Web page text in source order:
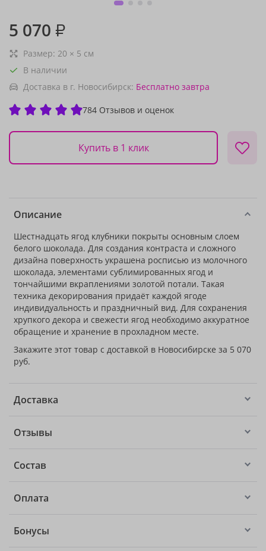
5 070 ₽
Размер: 20 × 5 см
В наличии
Доставка в г. Новосибирск: Бесплатно завтра
784 Отзывов и оценок
Купить в 1 клик
Описание
Шестнадцать ягод клубники покрыты основным слоем
белого шоколада. Для создания контраста и сложного
дизайна поверхность украшена росписью из молочного
шоколада, элементами сублимированных ягод и
тончайшими вкраплениями золотой потали. Такая
техника декорирования придаёт каждой ягоде
индивидуальность и праздничный вид. Для сохранения
хрупкого декора и свежести ягод необходимо аккуратное
обращение и хранение в прохладном месте.
Закажите этот товар с доставкой в Новосибирске за 5 070
руб.
Доставка
Отзывы
Состав
Оплата
Бонусы